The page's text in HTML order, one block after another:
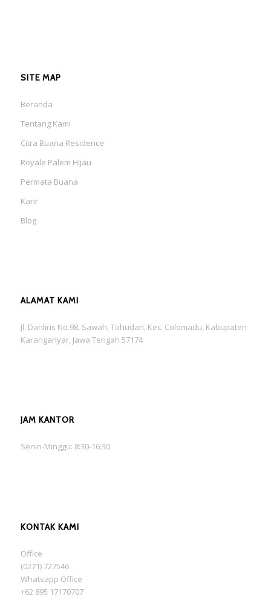
SITE MAP
Beranda
Tentang Kami
Citra Buana Residence
Royale Palem Hijau
Permata Buana
Karir
Blog
ALAMAT KAMI
Jl. Danliris No.98, Sawah, Tohudan, Kec. Colomadu, Kabupaten
Karanganyar, Jawa Tengah 57174
JAM KANTOR
Senin-Minggu: 8:30-16:30
KONTAK KAMI
Office
(0271) 727546
Whatsapp Office
+62 895 17170707